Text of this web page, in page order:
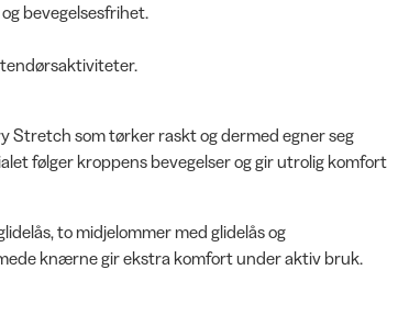
bevegelsesfrihet.
Stretch som tørker raskt og dermed egner seg
følger kroppens bevegelser og gir utrolig komfort
to midjelommer med glidelås og
knærne gir ekstra komfort under aktiv bruk.